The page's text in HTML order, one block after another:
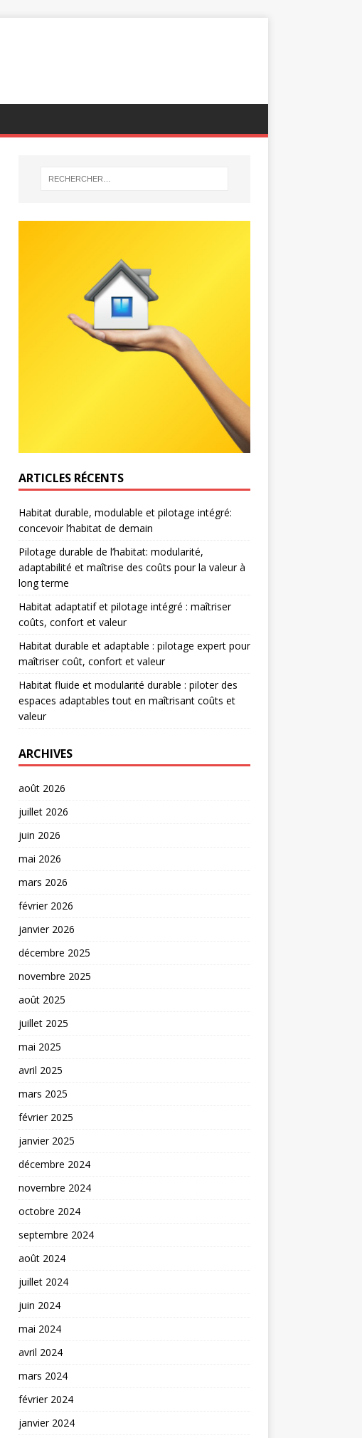
ARTICLES RÉCENTS
Habitat durable, modulable et pilotage intégré:
concevoir l’habitat de demain
Pilotage durable de l’habitat: modularité,
adaptabilité et maîtrise des coûts pour la valeur à
long terme
Habitat adaptatif et pilotage intégré : maîtriser
coûts, confort et valeur
Habitat durable et adaptable : pilotage expert pour
maîtriser coût, confort et valeur
Habitat fluide et modularité durable : piloter des
espaces adaptables tout en maîtrisant coûts et
valeur
ARCHIVES
août 2026
juillet 2026
juin 2026
mai 2026
mars 2026
février 2026
janvier 2026
décembre 2025
novembre 2025
août 2025
juillet 2025
mai 2025
avril 2025
mars 2025
février 2025
janvier 2025
décembre 2024
novembre 2024
octobre 2024
septembre 2024
août 2024
juillet 2024
juin 2024
mai 2024
avril 2024
mars 2024
février 2024
janvier 2024